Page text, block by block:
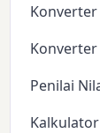
Konverter
Konverter
Penilai